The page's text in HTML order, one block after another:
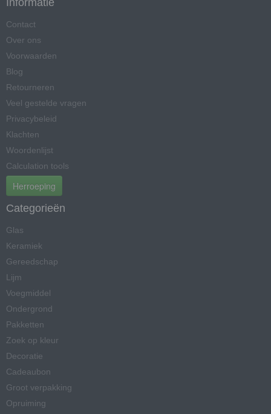
Contact
Over ons
Voorwaarden
Blog
Retourneren
Veel gestelde vragen
Privacybeleid
Klachten
Woordenlijst
Calculation tools
Herroeping
Categorieën
Glas
Keramiek
Gereedschap
Lijm
Voegmiddel
Ondergrond
Pakketten
Zoek op kleur
Decoratie
Cadeaubon
Groot verpakking
Opruiming